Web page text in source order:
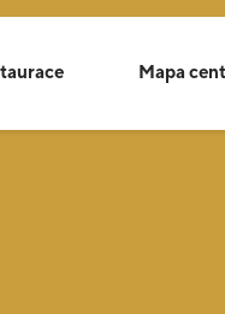
Mapa